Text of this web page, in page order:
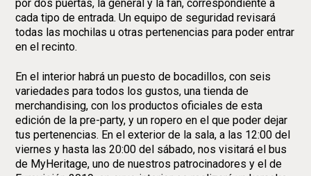
por dos puertas, la general y la fan, correspondiente a
cada tipo de entrada. Un equipo de seguridad revisará
todas las mochilas u otras pertenencias para poder entrar
en el recinto.
En el interior habrá un puesto de bocadillos, con seis
variedades para todos los gustos, una tienda de
merchandising, con los productos oficiales de esta
edición de la pre-party, y un ropero en el que poder dejar
tus pertenencias. En el exterior de la sala, a las 12:00 del
viernes y hasta las 20:00 del sábado, nos visitará el bus
de MyHeritage, uno de nuestros patrocinadores y el de